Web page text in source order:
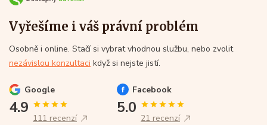
Vyřešíme i váš právní problém
Osobně i online. Stačí si vybrat vhodnou službu, nebo zvolit
nezávislou konzultaci když si nejste jistí.
Google
4.9
111 recenzí
Facebook
5.0
21 recenzí